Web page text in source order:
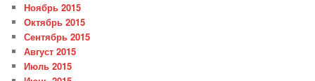
Ноябрь 2015
Октябрь 2015
Сентябрь 2015
Август 2015
Июль 2015